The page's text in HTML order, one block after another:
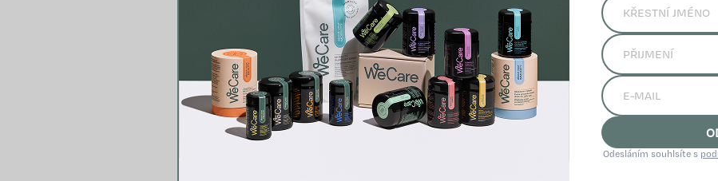
strategicky zvolené doplňky stravy, které vám pomohou maximalizovat svůj
odstranit mentální mlhu, posílit paměť a koncentraci.
Doplněk about yourFOCUSudržuje zdravé mozkové buňky pomocí patentované
paměť a soustředění díky ájurvédou proslavené látce Ashwagandha KSM-66,
přispívá k odstranění úzkostí a zlepšuje učení. Tohle účinné trio doplňují funkční
přírodní látky jako například ženšen, zelený čaj, rozchodnice růžová, ginkgo biloba,
houby a antioxidanty, které společně mají progresivními vlivy na lidský mozek i celý
Odesláním souhlsíte s